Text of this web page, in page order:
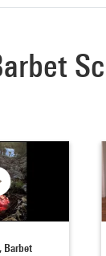
Barbet